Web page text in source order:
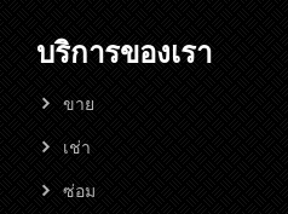
บริการของเรา
ขาย
เช่า
ซ่อม